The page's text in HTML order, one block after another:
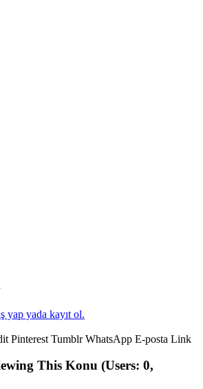
yap yada kayıt ol.
Pinterest Tumblr WhatsApp E-posta Link
This Konu (Users: 0,